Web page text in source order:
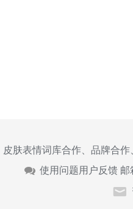
皮肤表情词库合作、品牌合
使用问题用户反馈 邮